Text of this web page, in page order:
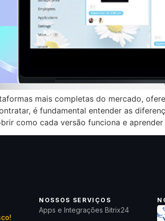
mais completas do mercado,
é fundamental entender as
como cada versão funciona e
NOSSOS SERVIÇOS
Apps e Integrações Bitrix24